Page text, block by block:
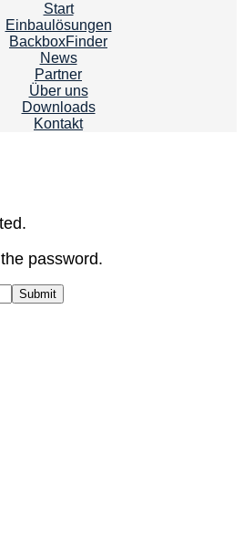
Start
Einbaulösungen
BackboxFinder
News
Partner
Über uns
Downloads
Kontakt
password.